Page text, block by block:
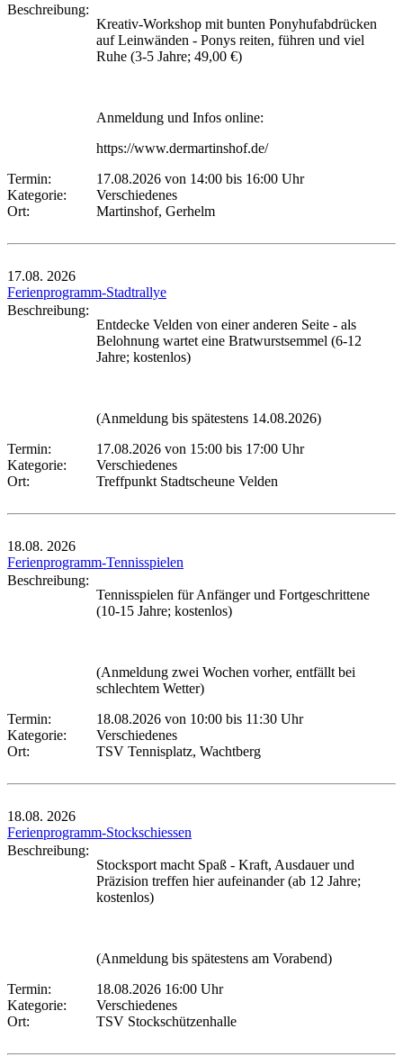
Beschreibung:
Kreativ-Workshop mit bunten Ponyhufabdrücken
auf Leinwänden - Ponys reiten, führen und viel
Ruhe (3-5 Jahre; 49,00 €)
Anmeldung und Infos online:
https://www.dermartinshof.de/
Termin:
17.08.2026 von 14:00 bis 16:00 Uhr
Kategorie:
Verschiedenes
Ort:
Martinshof, Gerhelm
17.08. 2026
Ferienprogramm-Stadtrallye
Beschreibung:
Entdecke Velden von einer anderen Seite - als
Belohnung wartet eine Bratwurstsemmel (6-12
Jahre; kostenlos)
(Anmeldung bis spätestens 14.08.2026)
Termin:
17.08.2026 von 15:00 bis 17:00 Uhr
Kategorie:
Verschiedenes
Ort:
Treffpunkt Stadtscheune Velden
18.08. 2026
Ferienprogramm-Tennisspielen
Beschreibung:
Tennisspielen für Anfänger und Fortgeschrittene
(10-15 Jahre; kostenlos)
(Anmeldung zwei Wochen vorher, entfällt bei
schlechtem Wetter)
Termin:
18.08.2026 von 10:00 bis 11:30 Uhr
Kategorie:
Verschiedenes
Ort:
TSV Tennisplatz, Wachtberg
18.08. 2026
Ferienprogramm-Stockschiessen
Beschreibung:
Stocksport macht Spaß - Kraft, Ausdauer und
Präzision treffen hier aufeinander (ab 12 Jahre;
kostenlos)
(Anmeldung bis spätestens am Vorabend)
Termin:
18.08.2026 16:00 Uhr
Kategorie:
Verschiedenes
Ort:
TSV Stockschützenhalle